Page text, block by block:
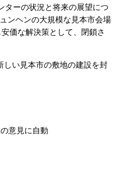
ターの状況と将来の展望につ
ンヘンの大規模な見本市会場
価な解決策として、閉鎖さ
しい見本市の敷地の建設を封
意見に自動